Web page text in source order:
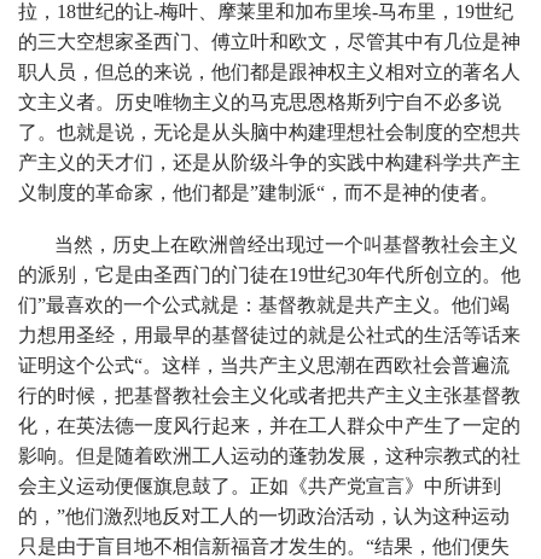
拉，18世纪的让-梅叶、摩莱里和加布里埃-马布里，19世纪
的三大空想家圣西门、傅立叶和欧文，尽管其中有几位是神
职人员，但总的来说，他们都是跟神权主义相对立的著名人
文主义者。历史唯物主义的马克思恩格斯列宁自不必多说
了。也就是说，无论是从头脑中构建理想社会制度的空想共
产主义的天才们，还是从阶级斗争的实践中构建科学共产主
义制度的革命家，他们都是”建制派“，而不是神的使者。
当然，历史上在欧洲曾经出现过一个叫基督教社会主义
的派别，它是由圣西门的门徒在19世纪30年代所创立的。他
们”最喜欢的一个公式就是：基督教就是共产主义。他们竭
力想用圣经，用最早的基督徒过的就是公社式的生活等话来
证明这个公式“。这样，当共产主义思潮在西欧社会普遍流
行的时候，把基督教社会主义化或者把共产主义主张基督教
化，在英法德一度风行起来，并在工人群众中产生了一定的
影响。但是随着欧洲工人运动的蓬勃发展，这种宗教式的社
会主义运动便偃旗息鼓了。正如《共产党宣言》中所讲到
的，”他们激烈地反对工人的一切政治活动，认为这种运动
只是由于盲目地不相信新福音才发生的。“结果，他们便失